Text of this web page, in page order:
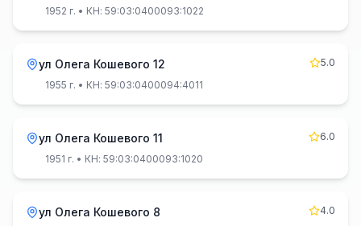
1952 г. • КН: 59:03:0400093:1022
ул Олега Кошевого 12
5.0
1955 г. • КН: 59:03:0400094:4011
ул Олега Кошевого 11
6.0
1951 г. • КН: 59:03:0400093:1020
ул Олега Кошевого 8
4.0